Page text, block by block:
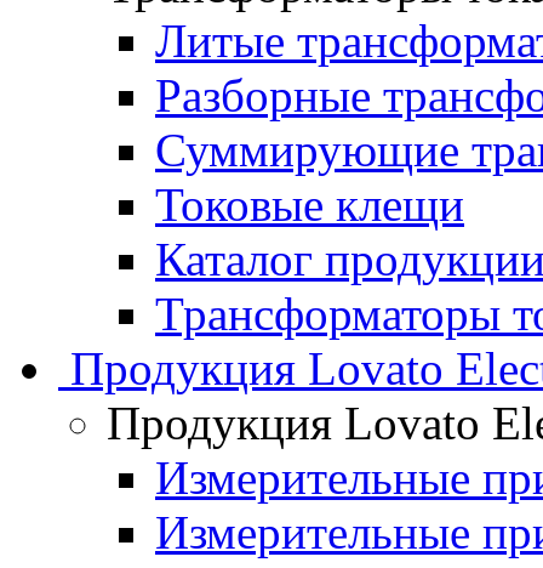
Литые
Разборные
Суммирующие
Токовые клещи
Каталог
Трансформаторы
Продукция Lovato
Продукция Lovato
Измерительные
Измерительные